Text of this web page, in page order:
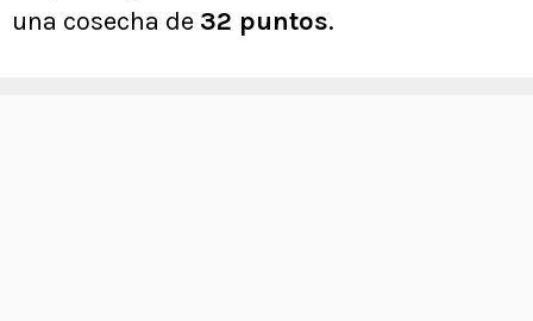
una cosecha de 32 puntos.